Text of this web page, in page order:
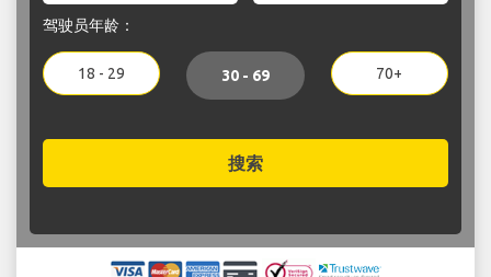
驾驶员年龄：
18 - 29 30 - 69 70+
搜索